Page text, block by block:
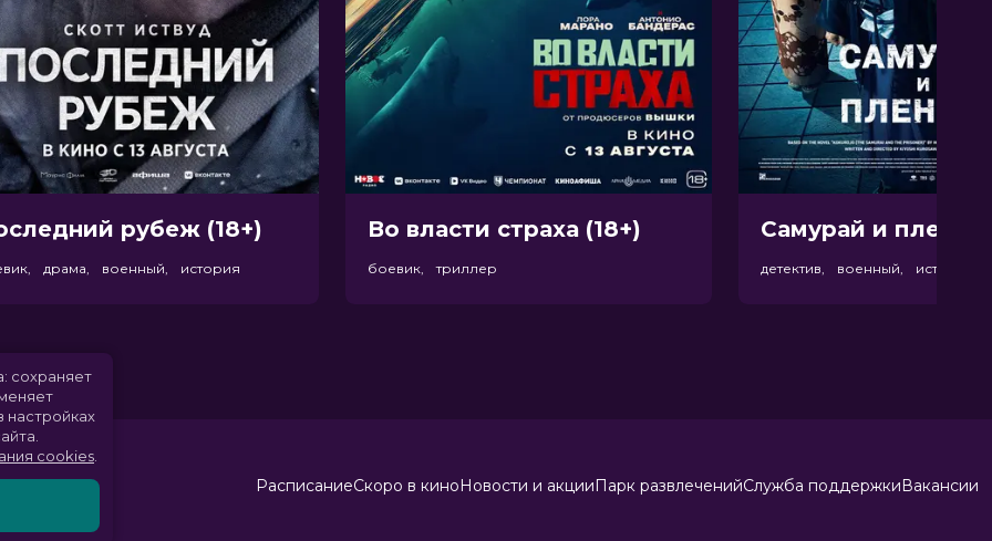
рубеж (18+)
драма, военный, история
Во власти страха (18+)
боевик, триллер
Самурай и
детектив, военный, история
РасписаниеСкоро в киноНовости и акцииПарк развлеченийСлужба поддержкиВакансии
сохраняет
настройках
cookies